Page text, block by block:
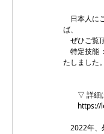
日本人に
ば、
ぜひご覧
特定技能
たしました。
▽ 詳細
https://
2022年、